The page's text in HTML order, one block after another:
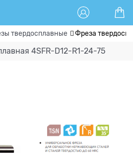
твердосплавные Фреза
4SFR-D12-R1-24-75